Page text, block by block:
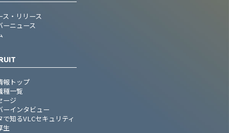
ス・リリース
ーニュース
報トップ
種一覧
ージ
ーインタビュー
で知るVLCセキュリティ
生